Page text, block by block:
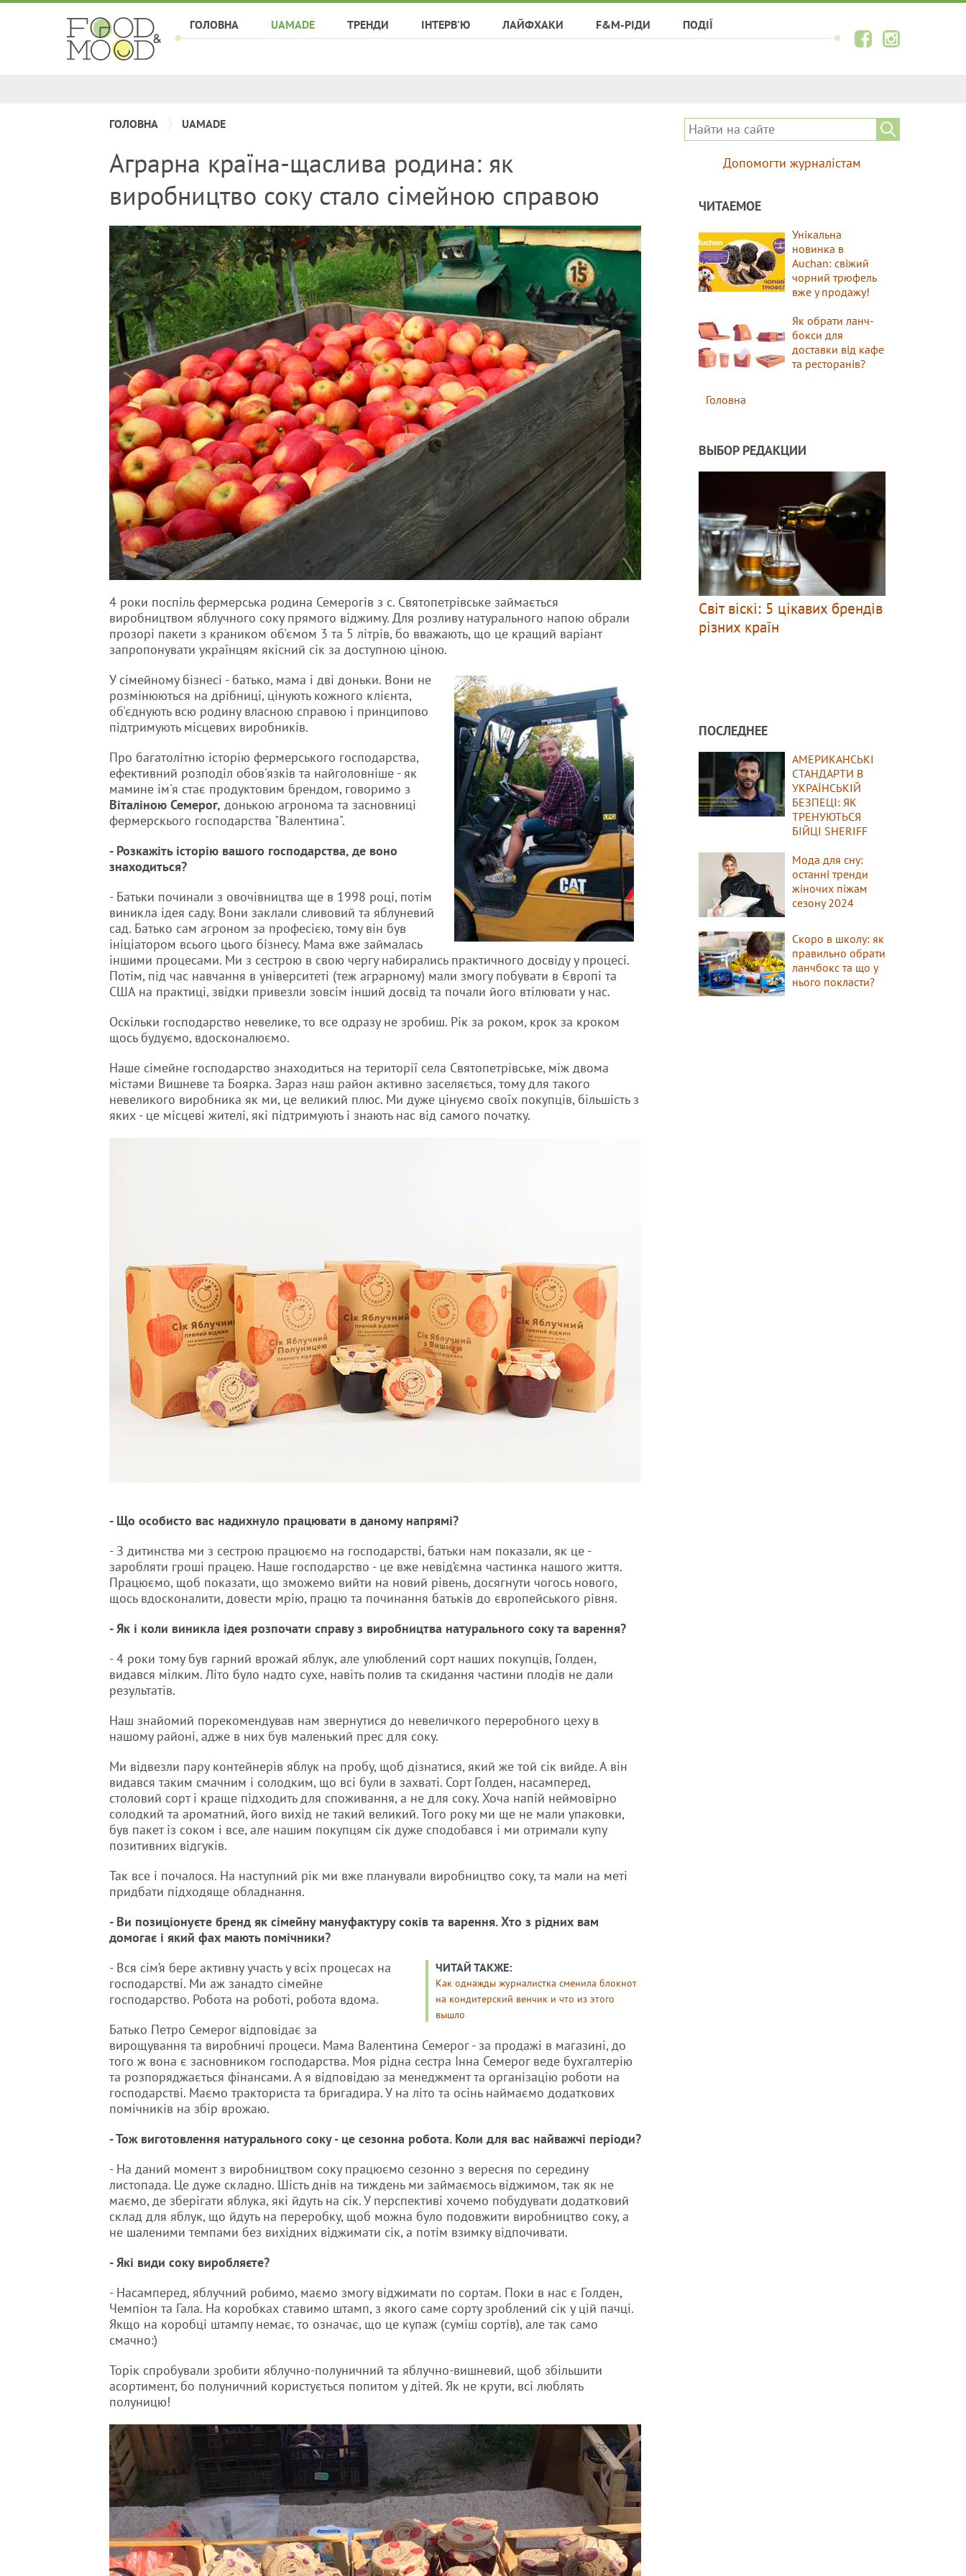
ГОЛОВНА UAMADE ТРЕНДИ ІНТЕРВ'Ю ЛАЙФХАКИ F&M-РІДИ ПОДІЇ
ГОЛОВНА UAMADE
Аграрна країна-щаслива родина: як
виробництво соку стало сімейною справою
4 роки поспіль фермерська родина Семерогів з с. Святопетрівське займається
виробництвом яблучного соку прямого віджиму. Для розливу натурального напою обрали
прозорі пакети з краником об'ємом 3 та 5 літрів, бо вважають, що це кращий варіант
запропонувати українцям якісний сік за доступною ціною.
У сімейному бізнесі - батько, мама і дві доньки. Вони не
розмінюються на дрібниці, цінують кожного клієнта,
об'єднують всю родину власною справою і принципово
підтримують місцевих виробників.
Про багатолітню історію фермерського господарства,
ефективний розподіл обов'язків та найголовніше - як
мамине ім'я стає продуктовим брендом, говоримо з
Віталіною Семерог, донькою агронома та засновниці
фермерскього господарства "Валентина".
- Розкажіть історію вашого господарства, де воно
знаходиться?
- Батьки починали з овочівництва ще в 1998 році, потім
виникла ідея саду. Вони заклали сливовий та яблуневий
сад. Батько сам агроном за професією, тому він був
ініціатором всього цього бізнесу. Мама вже займалась
іншими процесами. Ми з сестрою в свою чергу набирались практичного досвіду у процесі.
Потім, під час навчання в університеті (теж аграрному) мали змогу побувати в Європі та
США на практиці, звідки привезли зовсім інший досвід та почали його втілювати у нас.
Оскільки господарство невелике, то все одразу не зробиш. Рік за роком, крок за кроком
щось будуємо, вдосконалюємо.
Наше сімейне господарство знаходиться на території села Святопетрівське, між двома
містами Вишневе та Боярка. Зараз наш район активно заселяється, тому для такого
невеликого виробника як ми, це великий плюс. Ми дуже цінуємо своїх покупців, більшість з
яких - це місцеві жителі, які підтримують і знають нас від самого початку.
- Що особисто вас надихнуло працювати в даному напрямі?
- З дитинства ми з сестрою працюємо на господарстві, батьки нам показали, як це -
заробляти гроші працею. Наше господарство - це вже невід’ємна частинка нашого життя.
Працюємо, щоб показати, що зможемо вийти на новий рівень, досягнути чогось нового,
щось вдосконалити, довести мрію, працю та починання батьків до європейського рівня.
- Як і коли виникла ідея розпочати справу з виробництва натурального соку та варення?
- 4 роки тому був гарний врожай яблук, але улюблений сорт наших покупців, Голден,
видався мілким. Літо було надто сухе, навіть полив та скидання частини плодів не дали
результатів.
Наш знайомий порекомендував нам звернутися до невеличкого переробного цеху в
нашому районі, адже в них був маленький прес для соку.
Ми відвезли пару контейнерів яблук на пробу, щоб дізнатися, який же той сік вийде. А він
видався таким смачним і солодким, що всі були в захваті. Сорт Голден, насамперед,
столовий сорт і краще підходить для споживання, а не для соку. Хоча напій неймовірно
солодкий та ароматний, його вихід не такий великий. Того року ми ще не мали упаковки,
був пакет із соком і все, але нашим покупцям сік дуже сподобався і ми отримали купу
позитивних відгуків.
Так все і почалося. На наступний рік ми вже планували виробництво соку, та мали на меті
придбати підходяще обладнання.
- Ви позиціонуєте бренд як сімейну мануфактуру соків та варення. Хто з рідних вам
домогає і який фах мають помічники?
ЧИТАЙ ТАКЖЕ:
Как однажды журналистка сменила блокнот
на кондитерский венчик и что из этого
вышло
- Вся сім’я бере активну участь у всіх процесах на
господарстві. Ми аж занадто сімейне
господарство. Робота на роботі, робота вдома.
Батько Петро Семерог відповідає за
вирощування та виробничі процеси. Мама Валентина Семерог - за продажі в магазині, до
того ж вона є засновником господарства. Моя рідна сестра Інна Семерог веде бухгалтерію
та розпоряджається фінансами. А я відповідаю за менеджмент та організацію роботи на
господарстві. Маємо тракториста та бригадира. У на літо та осінь наймаємо додаткових
помічників на збір врожаю.
- Тож виготовлення натурального соку - це сезонна робота. Коли для вас найважчі періоди?
- На даний момент з виробництвом соку працюємо сезонно з вересня по середину
листопада. Це дуже складно. Шість днів на тиждень ми займаємось віджимом, так як не
маємо, де зберігати яблука, які йдуть на сік. У перспективі хочемо побудувати додатковий
склад для яблук, що йдуть на переробку, щоб можна було подовжити виробництво соку, а
не шаленими темпами без вихідних віджимати сік, а потім взимку відпочивати.
- Які види соку виробляєте?
- Насамперед, яблучний робимо, маємо змогу віджимати по сортам. Поки в нас є Голден,
Чемпіон та Гала. На коробках ставимо штамп, з якого саме сорту зроблений сік у цій пачці.
Якщо на коробці штампу немає, то означає, що це купаж (суміш сортів), але так само
смачно:)
Торік спробували зробити яблучно-полуничний та яблучно-вишневий, щоб збільшити
асортимент, бо полуничний користується попитом у дітей. Як не крути, всі люблять
полуницю!
Допомогти журналістам
ЧИТАЕМОЕ
Унікальна
новинка в
Auchan: свіжий
чорний трюфель
вже у продажу!
Як обрати ланч-
бокси для
доставки від кафе
та ресторанів?
Головна
ВЫБОР РЕДАКЦИИ
Світ віскі: 5 цікавих брендів
різних країн
ПОСЛЕДНЕЕ
АМЕРИКАНСЬКІ
СТАНДАРТИ В
УКРАЇНСЬКІЙ
БЕЗПЕЦІ: ЯК
ТРЕНУЮТЬСЯ
БІЙЦІ SHERIFF
Мода для сну:
останні тренди
жіночих піжам
сезону 2024
Скоро в школу: як
правильно обрати
ланчбокс та що у
нього покласти?